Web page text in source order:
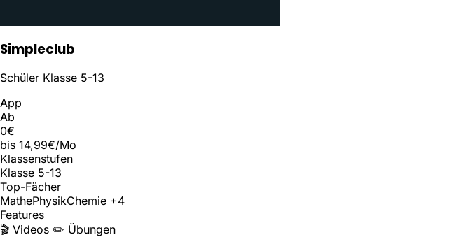
Simpleclub
Schüler Klasse 5-13
App
Ab
0€
bis 14,99€/Mo
Klassenstufen
Klasse 5-13
Top-Fächer
MathePhysikChemie +4
Features
🎬 Videos ✏️ Übungen